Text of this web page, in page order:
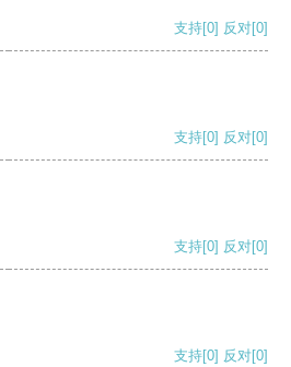
支持[0] 反对[0]
支持[0] 反对[0]
支持[0] 反对[0]
支持[0] 反对[0]